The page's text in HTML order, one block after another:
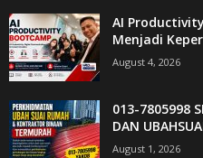
AI
Menjadi
August 4, 2026
013-7805998
DAN
August 1, 2026